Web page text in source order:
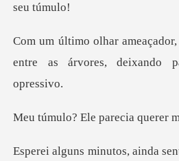
entre as árvores, de
parecia querer